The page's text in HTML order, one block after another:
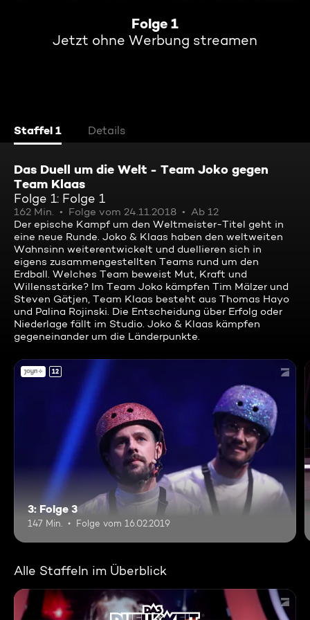
Folge 1
Jetzt ohne Werbung streamen
Staffel 1 Details
Das Duell um die Welt - Team Joko gegen
Team Klaas
Folge 1: Folge 1
162 Min. Folge vom 24.11.2018
Ab 12
Der epische Kampf um den Weltmeister-Titel geht in
eine neue Runde. Joko & Klaas haben den weltweiten
Wahnsinn weiterentwickelt und duellieren sich in
eigens zusammengestellten Teams rund um den
Erdball. Welches Team beweist Mut, Kraft und
Willensstärke? Im Team Joko kämpfen Tim Mälzer und
Steven Gätjen, Team Klaas besteht aus Thomas Hayo
und Palina Rojinski. Die Entscheidung über Erfolg oder
Niederlage fällt im Studio. Joko & Klaas kämpfen
gegeneinander um die Länderpunkte.
12
3: Folge 3
147 Min. Folge vom 16.02.2019
Alle Staffeln im Überblick